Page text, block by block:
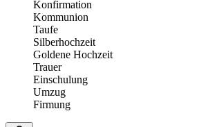
Konfirmation
Kommunion
Taufe
Silberhochzeit
Goldene Hochzeit
Trauer
Einschulung
Umzug
Firmung